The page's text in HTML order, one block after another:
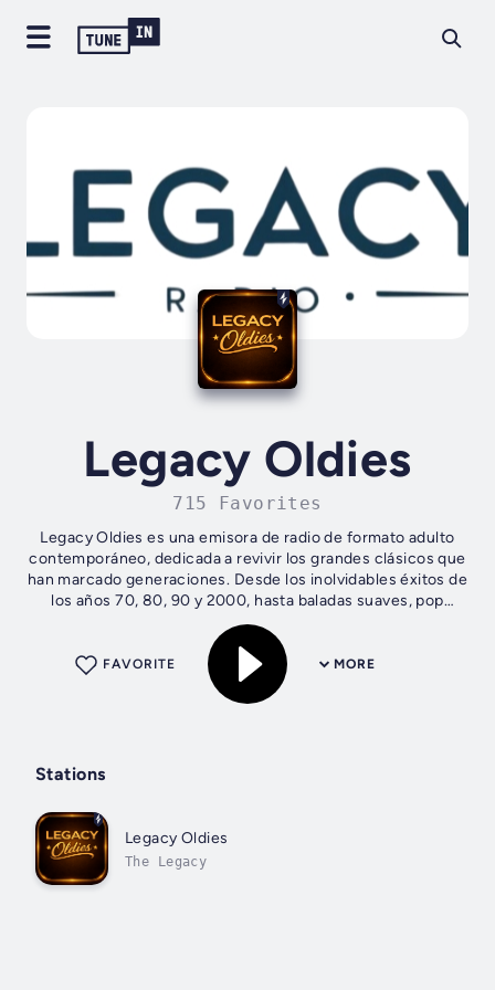
Legacy Oldies
715 Favorites
Legacy Oldies es una emisora de radio de formato adulto
contemporáneo, dedicada a revivir los grandes clásicos que
han marcado generaciones. Desde los inolvidables éxitos de
los años 70, 80, 90 y 2000, hasta baladas suaves, pop
clásico, soul y soft...
MORE
FAVORITE
Stations
Legacy Oldies
The Legacy